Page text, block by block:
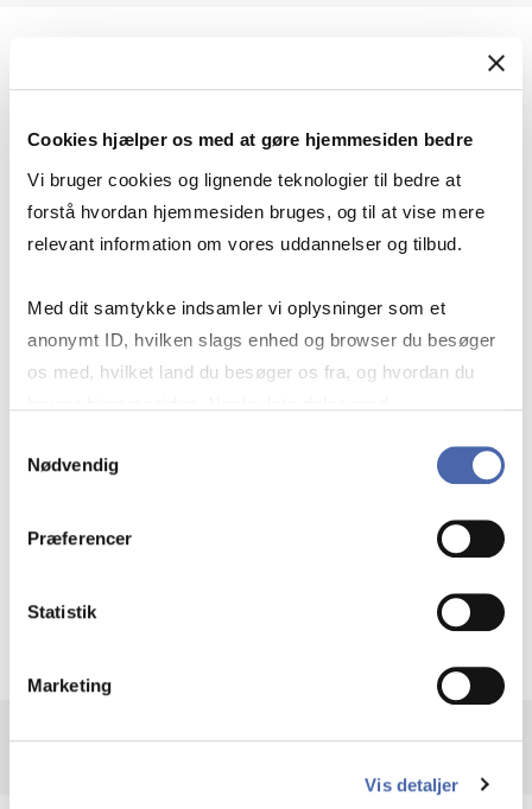
Cookies hjælper os med at gøre hjemmesiden bedre
Vi bruger cookies og lignende teknologier til bedre at
forstå hvordan hjemmesiden bruges, og til at vise mere
relevant information om vores uddannelser og tilbud.
Med dit samtykke indsamler vi oplysninger som et
anonymt ID, hvilken slags enhed og browser du besøger
os med, hvilket land du besøger os fra, og hvordan du
markedsføring. Du bestemmer selv - og kan altid trække
Nødvendig
Præferencer
Statistik
Marketing
Vis detaljer
Geopolitik og businesssikkerhed
navigerer man som virksomhed?
Krigen i Ukraine